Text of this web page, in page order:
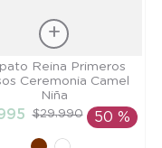
AÑADIR AL
CARRITO
Reina Primeros
Ceremonia Camel
Niña
$29.990 50 %